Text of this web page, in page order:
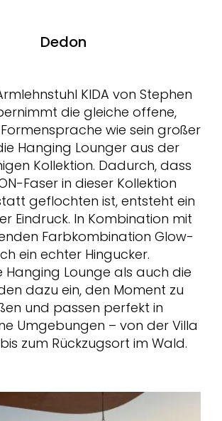
Dedon
KIDA von Stephen
die gleiche offene,
wie sein großer
Hanging Lounger aus der
Kollektion. Dadurch, dass
Faser in dieser Kollektion
geflochten ist, entsteht ein
Eindruck. In Kombination mit
Farbkombination Glow-
ein echter Hingucker.
Hanging Lounge als auch die
dazu ein, den Moment zu
und passen perfekt in
Umgebungen – von der Villa
zum Rückzugsort im Wald.